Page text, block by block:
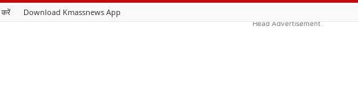
करें Download Kmassnews App
Head Advertisement